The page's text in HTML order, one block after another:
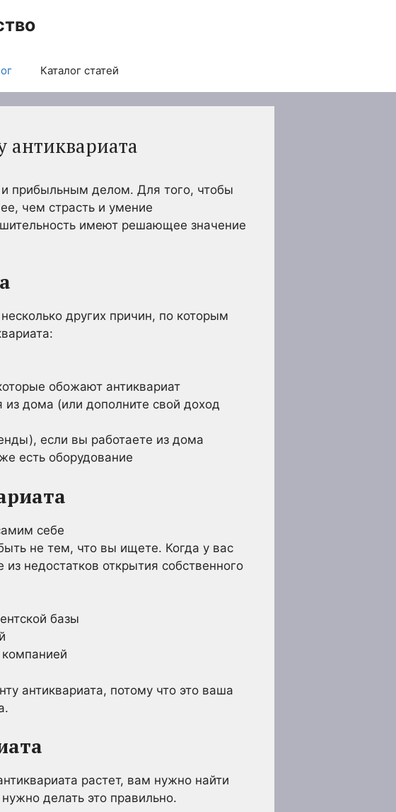
Каталог статей
антиквариата
прибыльным делом. Для того, чтобы
чем страсть и умение
имеют решающее значение
других причин, по которым
обожают антиквариат
из дома (или дополните свой доход
если вы работаете из дома
есть оборудование
себе
не тем, что вы ищете. Когда у вас
недостатков открытия собственного
базы
антиквариата, потому что это ваша
растет, вам нужно найти
делать это правильно.